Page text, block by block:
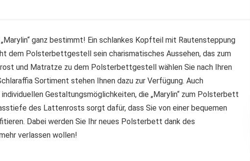
ganz bestimmt! Ein schlankes Kopfteil mit Rautensteppung
dem Polsterbettgestell sein charismatisches Aussehen, das zum
und Matratze zu dem Polsterbettgestell wählen Sie nach Ihren
Sortiment stehen Ihnen dazu zur Verfügung. Auch
Gestaltungsmöglichkeiten, die „Marylin“ zum Polsterbett
des Lattenrosts sorgt dafür, dass Sie von einer bequemen
Dabei werden Sie Ihr neues Polsterbett dank des
verlassen wollen!